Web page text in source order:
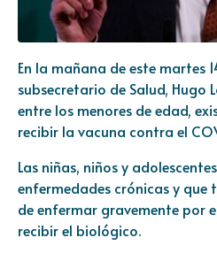
En la mañana de este martes
subsecretario de Salud, Hugo
entre los menores de edad,
recibir la vacuna contra el
Las niñas, niños y
enfermedades crónicas y que
de enfermar gravemente por
recibir el biológico.